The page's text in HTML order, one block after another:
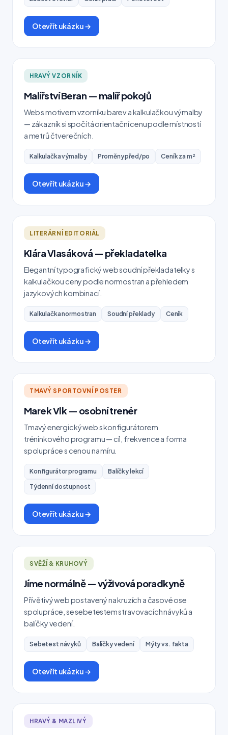
Otevřít ukázku →
HRAVÝ VZORNÍK
Malířství Beran — malíř pokojů
Web s motivem vzorníku barev a kalkulačkou výmalby
— zákazník si spočítá orientační cenu podle místností
a metrů čtverečních.
Kalkulačka výmalby Proměny před/po Ceník za m²
Otevřít ukázku →
LITERÁRNÍ EDITORIÁL
Klára Vlasáková — překladatelka
Elegantní typografický web soudní překladatelky s
kalkulačkou ceny podle normostran a přehledem
jazykových kombinací.
Kalkulačka normostran Soudní překlady Ceník
Otevřít ukázku →
TMAVÝ SPORTOVNÍ POSTER
Marek Vlk — osobní trenér
Tmavý energický web s konfigurátorem
tréninkového programu — cíl, frekvence a forma
spolupráce s cenou na míru.
Konfigurátor programu
Balíčky lekcí
Týdenní dostupnost
Otevřít ukázku →
SVĚŽÍ & KRUHOVÝ
Jíme normálně — výživová poradkyně
Přívětivý web postavený na kruzích a časové ose
spolupráce, se sebetestem stravovacích návyků a
balíčky vedení.
Sebetest návyků Balíčky vedení Mýty vs. fakta
Otevřít ukázku →
HRAVÝ & MAZLIVÝ